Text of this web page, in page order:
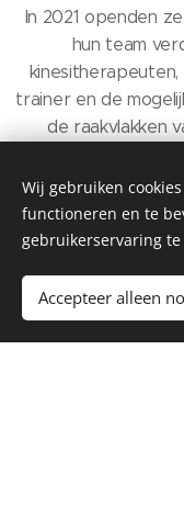
In 2021 openden
hun team
trainer en de
de raakvlakken
Wij gebruiken
functioneren en te
gebruikerservaring
Accepteer alleen